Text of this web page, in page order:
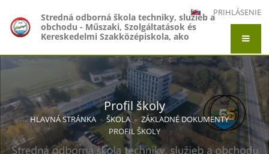
PRIHLÁSENIE
Stredná odborná škola techniky, služieb a
obchodu - Műszaki, Szolgáltatások és
Kereskedelmi Szakközépiskola, ako
Gimnázium, Gymnázium Jána Amosa
Komenského - Comenius Gimnázium a
Stredná odborná škola techniky, služieb a
obchodu - Műszaki, Szolgáltatások és
Kereskedelmi Szakközépiskola, Adyho 7,
Štúrovo
Profil školy
HLAVNÁ STRÁNKA - ŠKOLA - ZÁKLADNÉ DOKUMENTY -
PROFIL ŠKOLY